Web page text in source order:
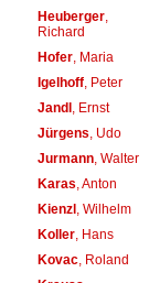
Heuberger,
Richard
Hofer, Maria
Igelhoff, Peter
Jandl, Ernst
Jürgens , Udo
Jurmann, Walter
Karas , Anton
Kienzl, Wilhelm
Koller, Hans
Kovac, Roland